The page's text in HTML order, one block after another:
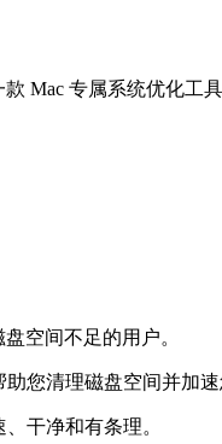
款 Mac 专属系统优化
空间不足的用户。
您清理磁盘空间并加速
干净和有条理。